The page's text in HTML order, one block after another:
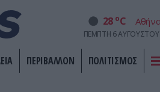
28 oC
ΠΈΜΠΤΗ 6ΑΥΓΟΎΣΤΟΥ
ΠΕΡΙΒΑΛΛΟΝ ΠΟΛΙΤΙΣΜΟΣ